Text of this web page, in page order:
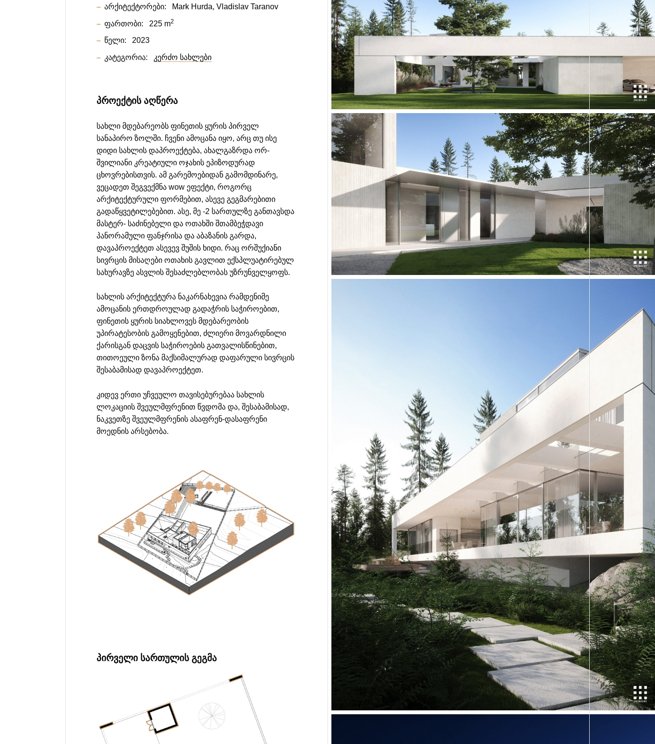
არქიტექტორები: Mark Hurda Vladislav Taranov
ფართობი: 225 m2
წელი: 2023
კატეგორია: კერძო სახლები
ᲞᲠᲝᲔᲥᲢᲘᲡ ᲐᲦᲬᲔᲠᲐ
სახლი მდებარეობს ფინეთის ყურის პირველ
სანაპირო ზოლში. ჩვენი ამოცანა იყო, არც თუ ისე
დიდი სახლის დაპროექტება, ახალგაზრდა ორ-
შვილიანი კრეატიული ოჯახის ეპიზოდურად
ცხოვრებისთვის. ამ გარემოებიდან გამომდინარე,
ვეცადეთ შეგვექმნა wow ეფექტი, როგორც
არქიტექტურული ფორმებით, ასევე გეგმარებითი
გადაწყვეტილებებით. ასე, მე -2 სართულზე განთავსდა
მასტერ- საძინებელი და ოთახში შთამბეჭდავი
პანორამული ფანჯრისა და აბაზანის გარდა,
დავაპროექტეთ ასევევ შუშის ხიდი. რაც ორშუქიანი
სივრცის მისაღები ოთახის გავლით ექსპლუატირებულ
სახურავზე ასვლის შესაძლებლობას უზრუნველყოფს.
სახლის არქიტექტურა ნაკარნახევია რამდენიმე
ამოცანის ერთდროულად გადაჭრის საჭიროებით,
ფინეთის ყურის სიახლოვეს მდებარეობის
უპირატესობის გამოყენებით, ძლიერი მოვარდნილი
ქარისგან დაცვის საჭიროების გათვალისწინებით,
თითოეული ზონა მაქსიმალურად დაფარული სივრცის
შესაბამისად დავაპროექტეთ.
კიდევ ერთი უჩვეულო თავისებურებაა სახლის
ლოკაციის შვეულმფრენით წვდომა და, შესაბამისად,
ნაკვეთზე შვეულმფრენის ასაფრენ-დასაფრენი
მოედნის არსებობა.
ᲞᲘᲠᲕᲔᲚᲘ ᲡᲐᲠᲗᲣᲚᲘᲡ ᲒᲔᲒᲛᲐ